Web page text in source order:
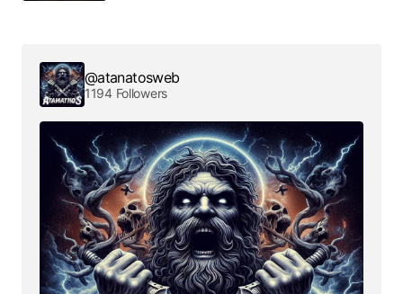
@atanatosweb
1194 Followers